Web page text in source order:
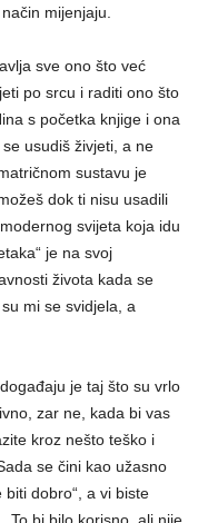
mijenjaju.
sve ono što već
po srcu i raditi ono što
s početka knjige i ona
usudiš živjeti, a ne
sustavu je
dok ti nisu usadili
svijeta koja idu
je na svoj
života kada se
mi se svidjela, a
je taj što su vrlo
zar ne, kada bi vas
kroz nešto teško i
se čini kao užasno
dobro“, a vi biste